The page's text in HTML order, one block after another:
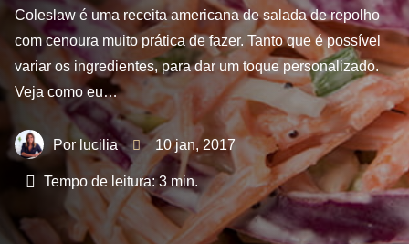
Coleslaw é uma receita americana de salada de repolho
com cenoura muito prática de fazer. Tanto que é possível
variar os ingredientes, para dar um toque personalizado.
Veja como eu…
lucilia 10 jan, 2017
Tempo de leitura: 3 min.